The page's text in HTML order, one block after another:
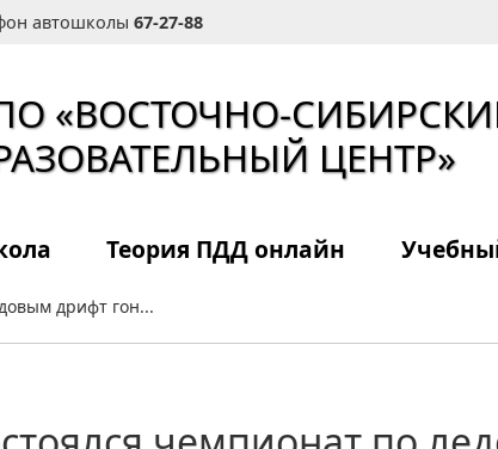
автошколы 67-27-88
«ВОСТОЧНО-
ЦЕНТР»
Теория ПДД онлайн
дрифт гон...